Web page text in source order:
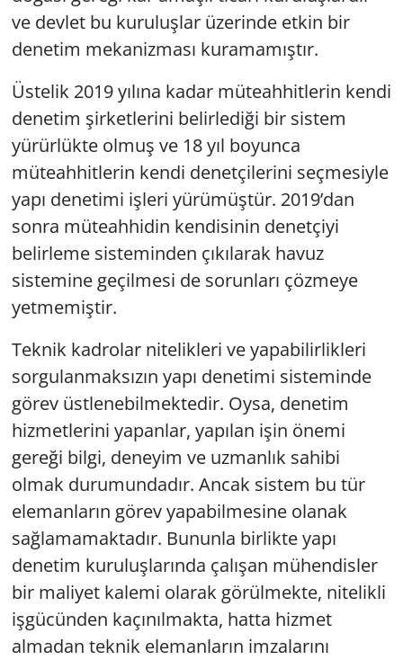
ve devlet bu kuruluşlar üzerinde etkin bir
denetim mekanizması kuramamıştır.
Üstelik 2019 yılına kadar müteahhitlerin kendi
denetim şirketlerini belirlediği bir sistem
yürürlükte olmuş ve 18 yıl boyunca
müteahhitlerin kendi denetçilerini seçmesiyle
yapı denetimi işleri yürümüştür. 2019’dan
sonra müteahhidin kendisinin denetçiyi
belirleme sisteminden çıkılarak havuz
sistemine geçilmesi de sorunları çözmeye
yetmemiştir.
Teknik kadrolar nitelikleri ve yapabilirlikleri
sorgulanmaksızın yapı denetimi sisteminde
görev üstlenebilmektedir. Oysa, denetim
hizmetlerini yapanlar, yapılan işin önemi
gereği bilgi, deneyim ve uzmanlık sahibi
olmak durumundadır. Ancak sistem bu tür
elemanların görev yapabilmesine olanak
sağlamamaktadır. Bununla birlikte yapı
denetim kuruluşlarında çalışan mühendisler
bir maliyet kalemi olarak görülmekte, nitelikli
işgücünden kaçınılmakta, hatta hizmet
almadan teknik elemanların imzalarını